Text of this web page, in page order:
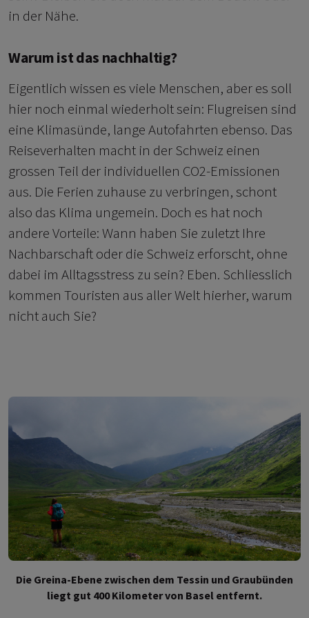
in der Nähe.
Warum ist das nachhaltig?
Eigentlich wissen es viele Menschen, aber es soll
hier noch einmal wiederholt sein: Flugreisen sind
eine Klimasünde, lange Autofahrten ebenso. Das
Reiseverhalten macht in der Schweiz einen
grossen Teil der individuellen CO2-Emissionen
aus. Die Ferien zuhause zu verbringen, schont
also das Klima ungemein. Doch es hat noch
andere Vorteile: Wann haben Sie zuletzt Ihre
Nachbarschaft oder die Schweiz erforscht, ohne
dabei im Alltagsstress zu sein? Eben. Schliesslich
kommen Touristen aus aller Welt hierher, warum
nicht auch Sie?
Die Greina-Ebene zwischen dem Tessin und Graubünden
liegt gut 400 Kilometer von Basel entfernt.